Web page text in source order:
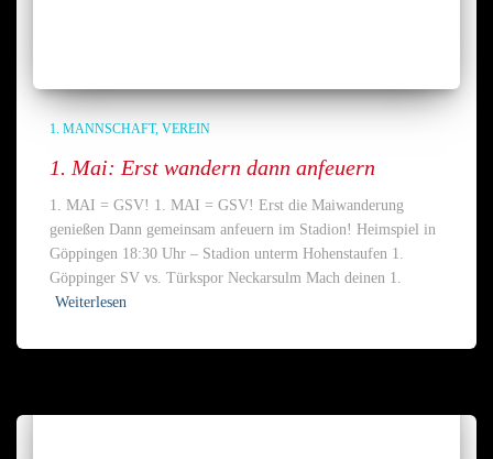
1. MANNSCHAFT VEREIN
1. Mai: Erst wandern dann anfeuern
1. MAI = GSV! 1. MAI = GSV! Erst die Maiwanderung
genießen Dann gemeinsam anfeuern im Stadion! Heimspiel in
Göppingen 18:30 Uhr – Stadion unterm Hohenstaufen 1.
Göppinger SV vs. Türkspor Neckarsulm Mach deinen 1.
Weiterlesen